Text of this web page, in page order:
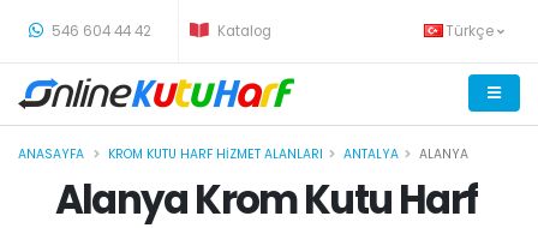
546 604 44 42 Katalog Türkçe
ANASAYFA KROM KUTU HARF HIZMET ALANLARI ANTALYA ALANYA
Alanya Krom Kutu Harf